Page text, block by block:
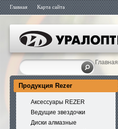
Главная Карта сайта
Главная
Продукция Rezer
Аксессуары REZER
Ведущие звездочки
Диски алмазные